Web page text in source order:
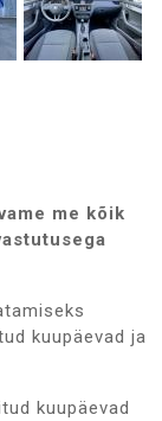
me kõik
kuupäevad ja
kuupäevad